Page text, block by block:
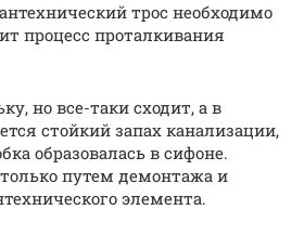
трос необходимо
процесс проталкивания
но все-таки сходит, а в
стойкий запах канализации,
образовалась в сифоне.
путем демонтажа и
элемента.